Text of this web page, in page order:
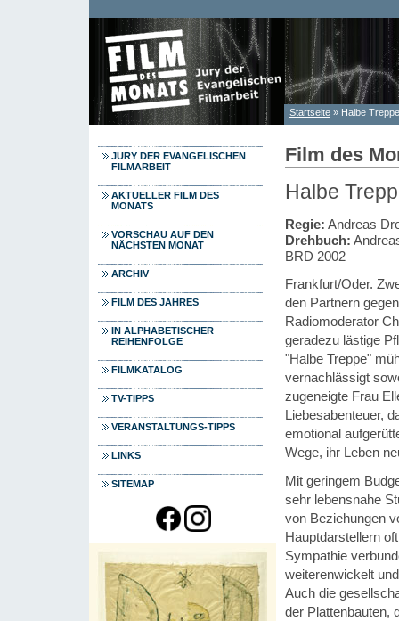
Sie sind hier
Startseite » Halbe Treppe
JURY DER EVANGELISCHEN
FILMARBEIT
AKTUELLER FILM DES
MONATS
VORSCHAU AUF DEN
NÄCHSTEN MONAT
ARCHIV
FILM DES JAHRES
IN ALPHABETISCHER
REIHENFOLGE
FILMKATALOG
TV-TIPPS
VERANSTALTUNGS-TIPPS
LINKS
SITEMAP
Film des
Halbe
Regie: Andreas
Drehbuch:
BRD 2002
Frankfurt/Oder.
den Partnern
Radiomoderator
geradezu lästige
"Halbe Treppe"
vernachlässigt
zugeneigte Frau
Liebesabenteuer,
emotional
Wege, ihr Leben
Mit geringem
sehr lebensnahe
von Beziehungen
Hauptdarstellern
Sympathie
weiterenwickelt
Auch die
der Plattenbauten,